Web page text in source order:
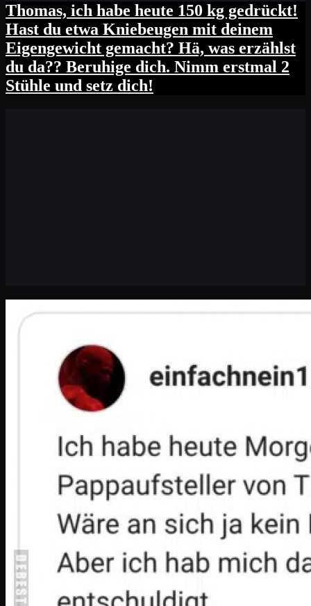
Thomas, ich habe heute 150 kg gedrückt!
Hast du etwa Kniebeugen mit deinem
Eigengewicht gemacht? Hä, was erzählst
du da?? Beruhige dich. Nimm erstmal 2
Stühle und setz dich!